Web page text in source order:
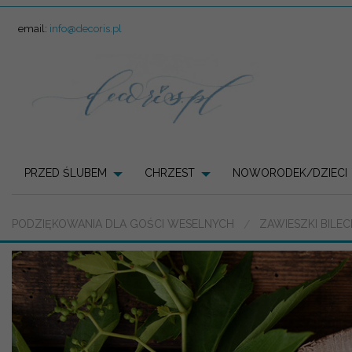
email: info@decoris.pl
PRZED ŚLUBEM CHRZEST NOWORODEK/DZIECI
PODZIĘKOWANIA DLA GOŚCI WESELNYCH ZAWIESZKI